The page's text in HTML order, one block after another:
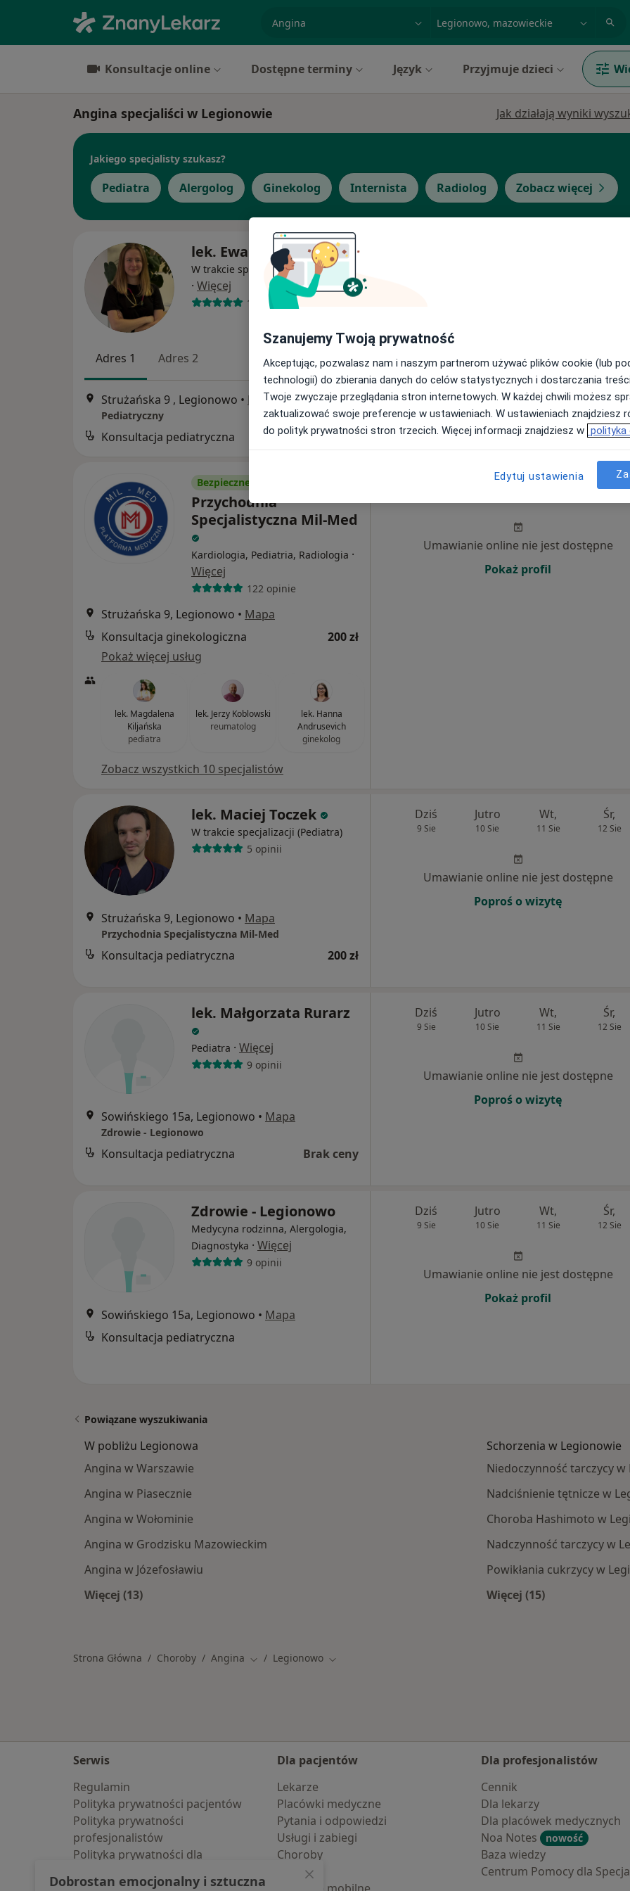
Konsultacje online Dostępne terminy Język Przyjmuje dzieci
Angina specjaliści w Legionowie Jak działają wyniki
Jakiego specjalisty szukasz?
Pediatra Alergolog Ginekolog Internista Radiolog Zobacz więcej
lek. Ewa Tomszys
W trakcie specjalizacji (Neonatolog)
· Więcej
10 opinii
Adres 1 Adres 2
Strużańska 9 , Legionowo • Mapa
Pediatryczny
Konsultacja pediatryczna Brak ceny
Pokaż adresy z kalendarzem
Bezpieczne płatności
Przychodnia
Specjalistyczna Mil-Med
Kardiologia, Pediatria, Radiologia ·
Więcej
122 opinie
Strużańska 9, Legionowo • Mapa
Konsultacja ginekologiczna
200 zł
Pokaż więcej usług
lek. Magdalena
Kiljańska
pediatra
lek. Jerzy Koblowski
reumatolog
lek. Hanna
Andrusevich
ginekolog
Zobacz wszystkich 10 specjalistów
Jutro Wt,
Umawianie online nie jest dostępne
Pokaż profil
lek. Maciej Toczek
W trakcie specjalizacji (Pediatra)
5 opinii
Strużańska 9, Legionowo • Mapa
Przychodnia Specjalistyczna Mil-Med
Konsultacja pediatryczna 200 zł
Dziś
9 Sie
Jutro
10 Sie
Wt,
11 Sie
Śr,
12 Sie
Umawianie online nie jest dostępne
Poproś o wizytę
lek. Małgorzata Rurarz
Pediatra · Więcej
9 opinii
Sowińskiego 15a, Legionowo • Mapa
Zdrowie - Legionowo
Konsultacja pediatryczna Brak ceny
Dziś
9 Sie
Jutro
10 Sie
Wt,
11 Sie
Śr,
12 Sie
Umawianie online nie jest dostępne
Poproś o wizytę
Zdrowie - Legionowo
Medycyna rodzinna, Alergologia,
Diagnostyka · Więcej
9 opinii
Sowińskiego 15a, Legionowo • Mapa
Konsultacja pediatryczna
Dziś
9 Sie
Jutro
10 Sie
Wt,
11 Sie
Śr,
12 Sie
Umawianie online nie jest dostępne
Pokaż profil
Powiązane wyszukiwania
W pobliżu Legionowa
Angina w Warszawie
Angina w Piasecznie
Angina w Wołominie
Angina w Grodzisku Mazowieckim
Angina w Józefosławiu
Więcej (13)
Schorzenia w Legionowie
Niedoczynność tarczycy w
Nadciśnienie tętnicze w
Choroba Hashimoto w
Nadczynność tarczycy w
Powikłania cukrzycy w
Więcej (15)
Strona Główna Choroby Angina Zmień miasto
Legionowo Zmień miasto
Serwis
Regulamin
Polityka prywatności pacjentów
Polityka prywatności
profesjonalistów
Polityka prywatności dla
Dla pacjentów
Lekarze
Placówki medyczne
Pytania i odpowiedzi
Usługi i zabiegi
Choroby
Pomoc
Dla profesjonalistów
Cennik
Dla lekarzy
Dla placówek medycznych
Noa Notes
nowość
Baza wiedzy
Centrum Pomocy dla
Szanujemy Twoją prywatność
Akceptując, pozwalasz nam i naszym partnerom używać plików cookie (lub
technologii) do zbierania danych do celów statystycznych i dostarczania
Twoje zwyczaje przeglądania stron internetowych. W każdej chwili możesz
zaktualizować swoje preferencje w ustawieniach. W ustawieniach znajdziesz
do polityk prywatności stron trzecich. Więcej informacji znajdziesz w polityka
Edytuj ustawienia
Dobrostan emocjonalny i sztuczna